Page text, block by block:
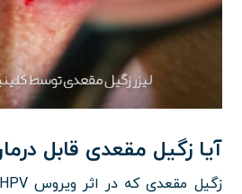
آیا زگیل مقعدی قابل